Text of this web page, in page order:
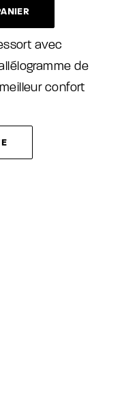
avec
de
confort